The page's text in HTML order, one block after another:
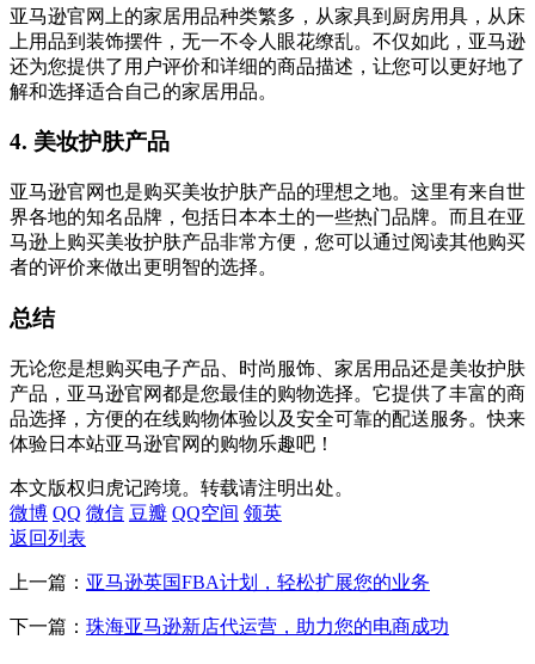
亚马逊官网上的家居用品种类繁多，从家具到厨房用具，从床
上用品到装饰摆件，无一不令人眼花缭乱。不仅如此，亚马逊
还为您提供了用户评价和详细的商品描述，让您可以更好地了
解和选择适合自己的家居用品。
4. 美妆护肤产品
亚马逊官网也是购买美妆护肤产品的理想之地。这里有来自世
界各地的知名品牌，包括日本本土的一些热门品牌。而且在亚
马逊上购买美妆护肤产品非常方便，您可以通过阅读其他购买
者的评价来做出更明智的选择。
总结
无论您是想购买电子产品、时尚服饰、家居用品还是美妆护肤
产品，亚马逊官网都是您最佳的购物选择。它提供了丰富的商
品选择，方便的在线购物体验以及安全可靠的配送服务。快来
体验日本站亚马逊官网的购物乐趣吧！
本文版权归虎记跨境。转载请注明出处。
微博 QQ 微信 豆瓣 QQ空间 领英
返回列表
上一篇： 亚马逊英国FBA计划，轻松扩展您的业务
下一篇： 珠海亚马逊新店代运营，助力您的电商成功